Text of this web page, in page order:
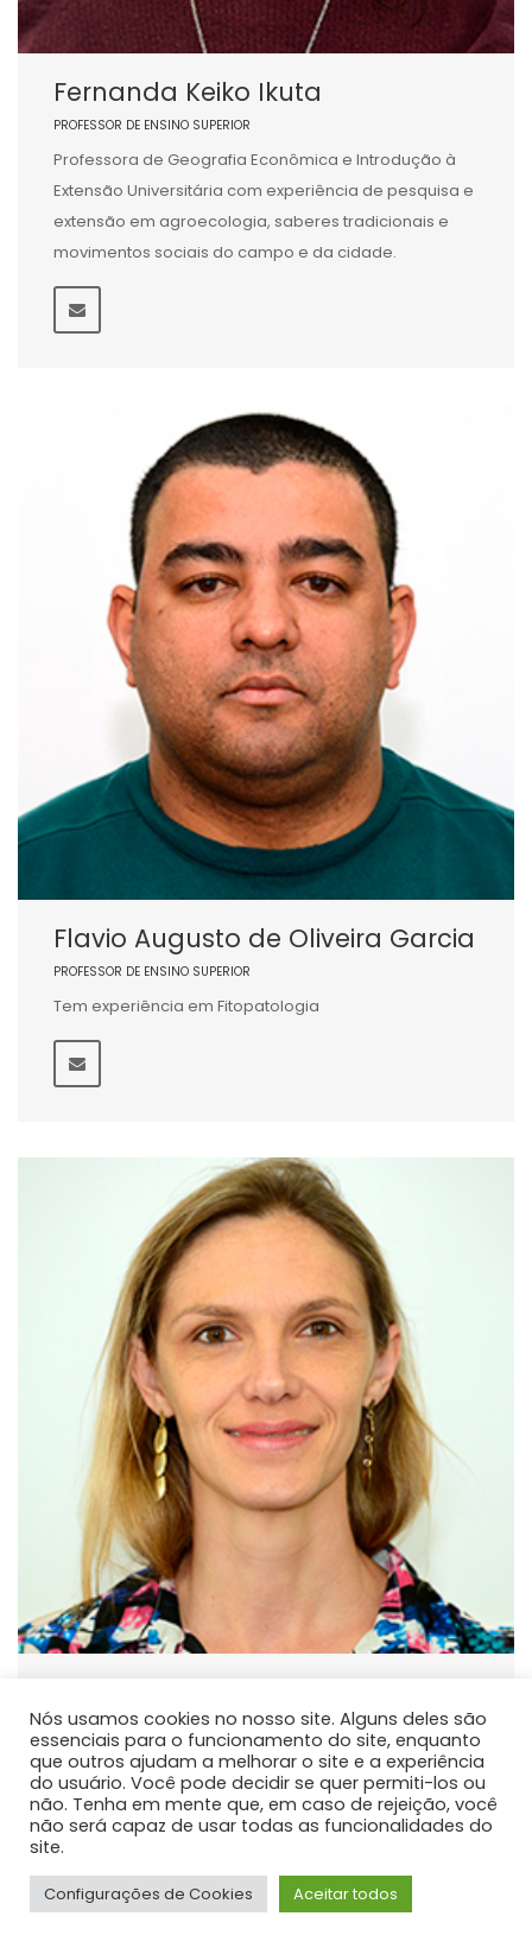
Fernanda Keiko Ikuta
PROFESSOR DE ENSINO SUPERIOR
Professora de Geografia Econômica e Introdução à
Extensão Universitária com experiência de pesquisa e
extensão em agroecologia, saberes tradicionais e
movimentos sociais do campo e da cidade.
Flavio Augusto de Oliveira Garcia
PROFESSOR DE ENSINO SUPERIOR
Tem experiência em Fitopatologia
Guimaraes
PROFESSOR DE ENSINO SUPERIOR
Atua principalmente nas seguintes linhas de pesquisa:
Modelagem do Crescimento e da Produção e Manejo
Florestal.
Nós usamos cookies no nosso site. Alguns deles são
essenciais para o funcionamento do site, enquanto
que outros ajudam a melhorar o site e a experiência
do usuário. Você pode decidir se quer permiti-los ou
não. Tenha em mente que, em caso de rejeição, você
não será capaz de usar todas as funcionalidades do
site.
Configurações de Cookies Aceitar todos